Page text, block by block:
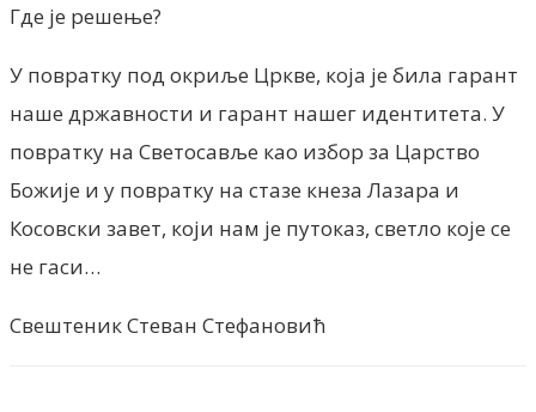
Где је решење?
У повратку под окриље Цркве, која је била гарант
наше државности и гарант нашег идентитета. У
повратку на Светосавље као избор за Царство
Божије и у повратку на стазе кнеза Лазара и
Косовски завет, који нам је путоказ, светло које се
не гаси…
Свештеник Стеван Стефановић